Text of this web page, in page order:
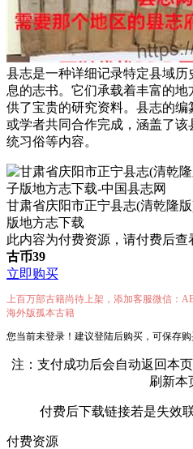
县志是一种详细记录特定县域
息的志书。它们承载着丰富的
供了宝贵的研究资料。县志的
或学者共同合作完成，涵盖了
统习俗等内容。
甘肃省庆阳市正宁县志(清乾隆
版地方志下载
此内容为付费资源，请付费后查
古币39
立即购买
上百万部古籍尚待上架，添加客服微信：
海外版孤本古籍
您当前未登录！建议登陆后购买，可保存
注：支付成功后会自动返回本
刷新本
付费后下载链接若是失效
付费资源